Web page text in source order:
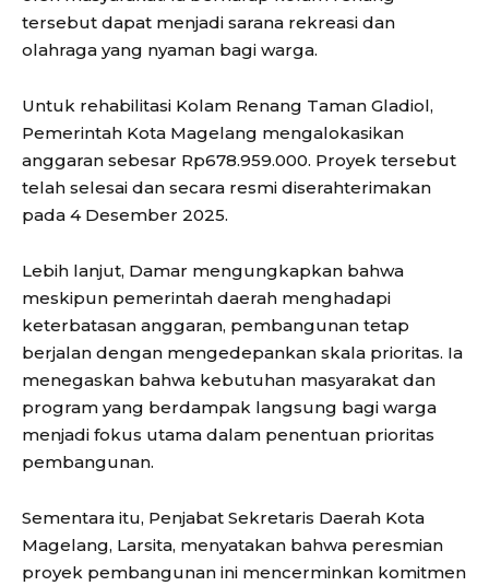
tersebut dapat menjadi sarana rekreasi dan
olahraga yang nyaman bagi warga.
Untuk rehabilitasi Kolam Renang Taman Gladiol,
Pemerintah Kota Magelang mengalokasikan
anggaran sebesar Rp678.959.000. Proyek tersebut
telah selesai dan secara resmi diserahterimakan
pada 4 Desember 2025.
Lebih lanjut, Damar mengungkapkan bahwa
meskipun pemerintah daerah menghadapi
keterbatasan anggaran, pembangunan tetap
berjalan dengan mengedepankan skala prioritas. Ia
menegaskan bahwa kebutuhan masyarakat dan
program yang berdampak langsung bagi warga
menjadi fokus utama dalam penentuan prioritas
pembangunan.
Sementara itu, Penjabat Sekretaris Daerah Kota
Magelang, Larsita, menyatakan bahwa peresmian
proyek pembangunan ini mencerminkan komitmen